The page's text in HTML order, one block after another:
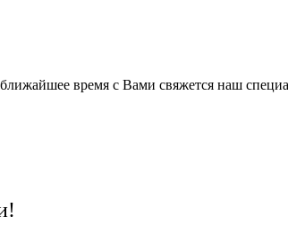
время с Вами свяжется наш